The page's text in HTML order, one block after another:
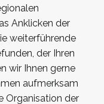
Anklicken der
weiterführende
der Ihren
wir Ihnen gerne
aufmerksam
Organisation der